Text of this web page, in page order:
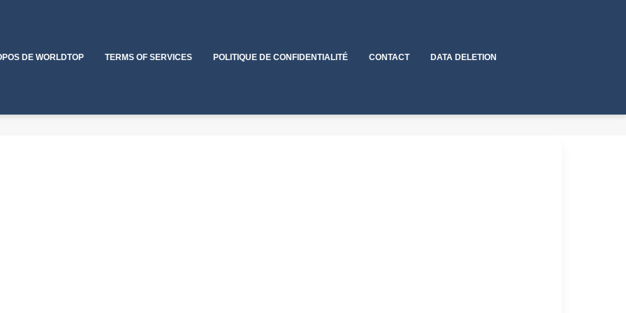
DE WORLDTOP TERMS OF SERVICES POLITIQUE DE CONFIDENTIALITÉ CONTACT DATA DELETION